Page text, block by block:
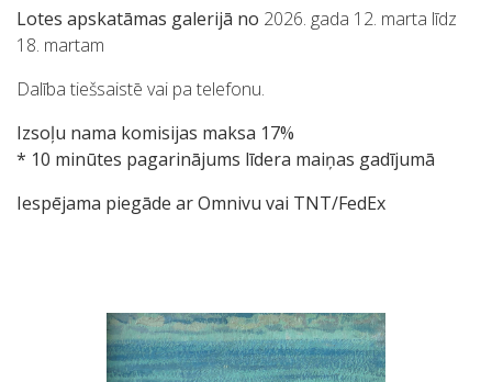
Lotes apskatāmas galerijā no 2026. gada 12. marta līdz
18. martam
Dalība tiešsaistē vai pa telefonu.
Izsoļu nama komisijas maksa 17%
* 10 minūtes pagarinājums līdera maiņas gadījumā
Iespējama piegāde ar Omnivu vai TNT/FedEx